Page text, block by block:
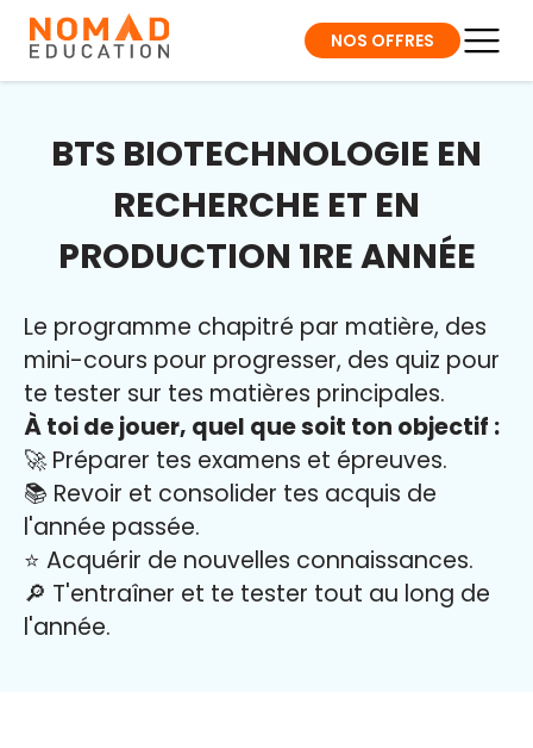
NOS OFFRES
BTS BIOTECHNOLOGIE EN
RECHERCHE ET EN
PRODUCTION 1RE ANNÉE
Le programme chapitré par matière, des
mini-cours pour progresser, des quiz pour
te tester sur tes matières principales.
À toi de jouer, quel que soit ton objectif :
🚀 Préparer tes examens et épreuves.
📚 Revoir et consolider tes acquis de
l'année passée.
⭐️ Acquérir de nouvelles connaissances.
🔎 T'entraîner et te tester tout au long de
l'année.